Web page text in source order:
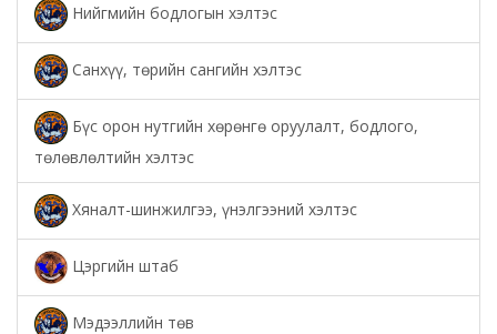
Нийгмийн бодлогын хэлтэс
Санхүү, төрийн сангийн хэлтэс
Бүс орон нутгийн хөрөнгө оруулалт, бодлого,
төлөвлөлтийн хэлтэс
Хяналт-шинжилгээ, үнэлгээний хэлтэс
Цэргийн штаб
Мэдээллийн төв